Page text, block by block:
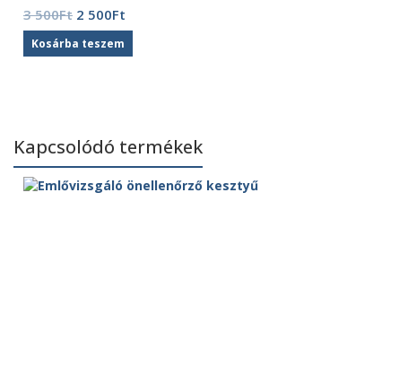
3 500Ft Original
price
was:
2 500Ft
price
Kosárba teszem
Kapcsolódó termékek